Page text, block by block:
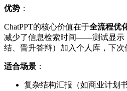
优势 ：
ChatPPT的核心价值在于全流程优
减少了信息检索时间——测试显示
结、晋升答辩）加入个人库，下
适合场景 ：
复杂结构汇报（如商业计划